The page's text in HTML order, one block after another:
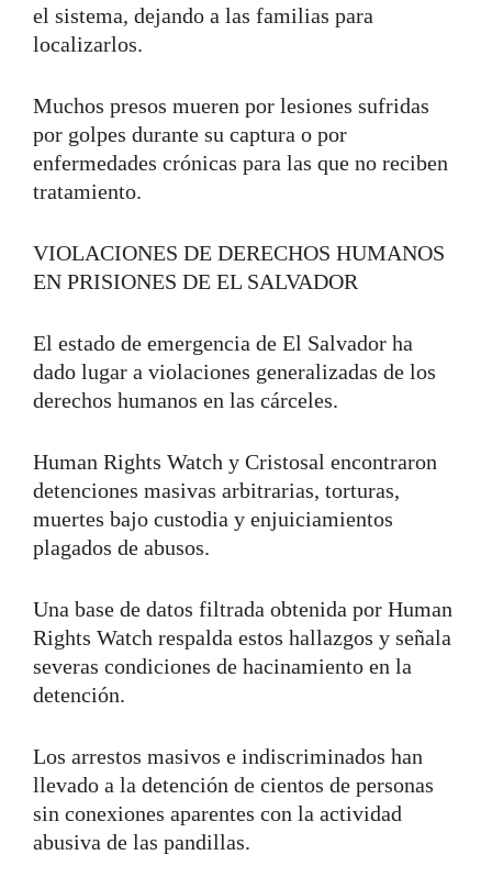
el sistema, dejando a las familias para
localizarlos.
Muchos presos mueren por lesiones sufridas
por golpes durante su captura o por
enfermedades crónicas para las que no reciben
tratamiento.
VIOLACIONES DE DERECHOS HUMANOS
EN PRISIONES DE EL SALVADOR
El estado de emergencia de El Salvador ha
dado lugar a violaciones generalizadas de los
derechos humanos en las cárceles.
Human Rights Watch y Cristosal encontraron
detenciones masivas arbitrarias, torturas,
muertes bajo custodia y enjuiciamientos
plagados de abusos.
Una base de datos filtrada obtenida por Human
Rights Watch respalda estos hallazgos y señala
severas condiciones de hacinamiento en la
detención.
Los arrestos masivos e indiscriminados han
llevado a la detención de cientos de personas
sin conexiones aparentes con la actividad
abusiva de las pandillas.